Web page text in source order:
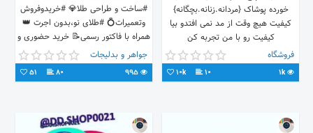
خورده پوشاک {مردانه.زنانه.بچگانه}
کیفیت هیچ وقت از مد نمی افتدو بیا
کیفیت رو با من تجربه کن
فروشگاه
1k
10
10k
#ساخت و طراحی طلا💎 #خریدوفروش
وتعمیرات💍 #طلای نو،بدون اجرت 👑
همراه با فاکتور رسمی📝 خرید حضوری و
آنلاین🎁 راههای ارتباطی ما
واتساپ،دایرکت 09126993726📞📞📞
جواهر و بدلیجات
80
51